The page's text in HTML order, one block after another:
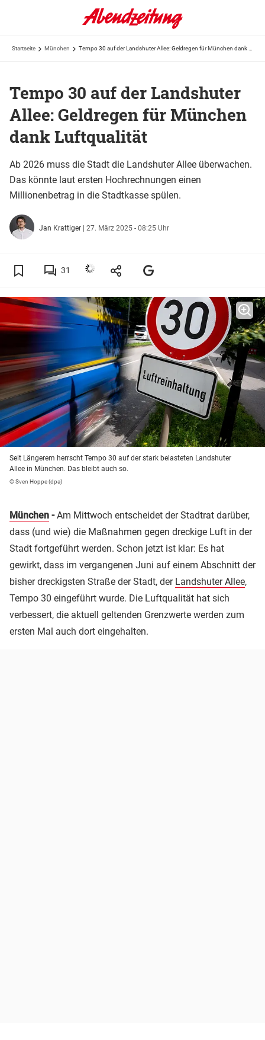
Startseite München
Tempo 30 auf der Landshuter
Allee: Geldregen für München
dank Luftqualität
Ab 2026 muss die Stadt die Landshuter Allee überwachen.
Das könnte laut ersten Hochrechnungen einen
Millionenbetrag in die Stadtkasse spülen.
Jan Krattiger | 27. März 2025 - 08:25 Uhr
31
Seit Längerem herrscht Tempo 30 auf der stark belasteten Landshuter
Allee in München. Das bleibt auch so.
© Sven Hoppe (dpa)
München -Am Mittwoch entscheidet der Stadtrat darüber,
dass (und wie) die Maßnahmen gegen dreckige Luft in der
Stadt fortgeführt werden. Schon jetzt ist klar: Es hat
gewirkt, dass im vergangenen Juni auf einem Abschnitt der
bisher dreckigsten Straße der Stadt, der Landshuter Allee,
Tempo 30 eingeführt wurde. Die Luftqualität hat sich
verbessert, die aktuell geltenden Grenzwerte werden zum
ersten Mal auch dort eingehalten.